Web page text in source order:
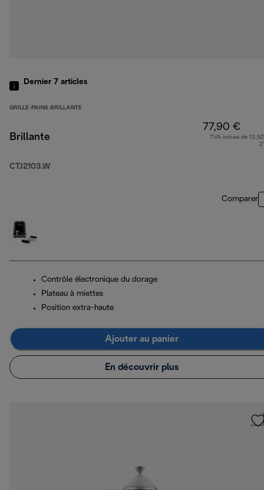
Dernier 7 articles
GRILLE-PAINS BRILLANTE
Brillante
CTJ2103.W
77,90 €
TVA incluse de
Comparer
Contrôle électronique du dorage
Plateau à miettes
Position extra-haute
Ajouter au panier
En découvrir plus